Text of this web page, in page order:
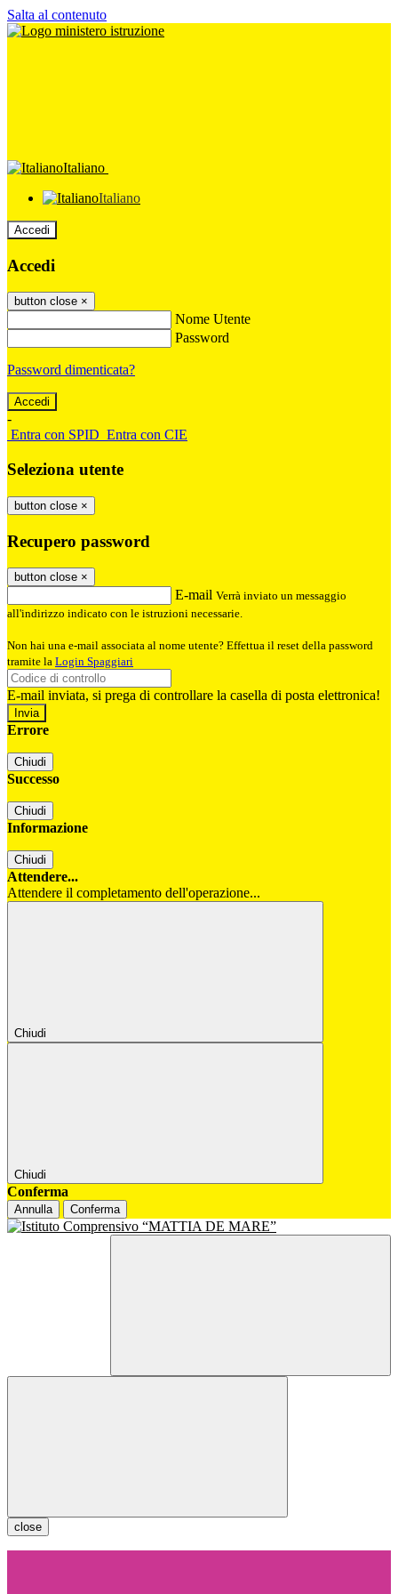
Salta al contenuto
Italiano
Italiano
Accedi
Accedi
button close ×
Nome Utente
Password
Password dimenticata?
-
Entra con SPID Entra con CIE
Seleziona utente
button close ×
Recupero password
button close ×
E-mail Verrà inviato un messaggio
all'indirizzo indicato con le istruzioni necessarie.
Non hai una e-mail associata al nome utente? Effettua il reset della password
tramite la Login Spaggiari
E-mail inviata, si prega di controllare la casella di posta elettronica!
Errore
Chiudi
Successo
Chiudi
Informazione
Chiudi
Attendere...
Attendere il completamento dell'operazione...
Chiudi
Chiudi
Conferma
Annulla Conferma
close